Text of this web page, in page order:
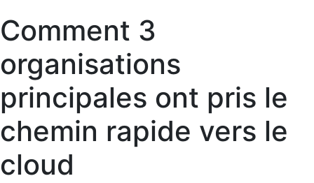
Comment 3
organisations
principales ont pris le
chemin rapide vers le
cloud